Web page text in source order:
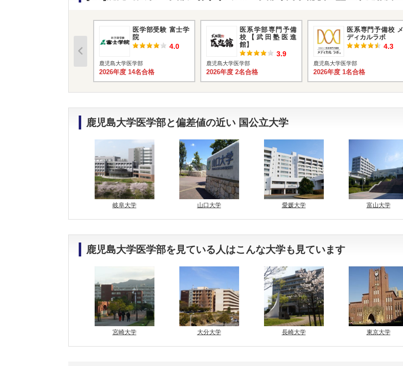
医学部受験 富士学
院
4.0
鹿児島大学医学部
2026年度 14名合格
医系学部専門予備
校【武田塾医進
館】
3.9
鹿児島大学医学部
2026年度 2名合格
医系専門予備校 メ
ディカルラボ
4.3
鹿児島大学医学部
2026年度 1名合格
鹿児島大学医学部と偏差値の近い 国公立大学
岐阜大学 山口大学 愛媛大学 富山大学
鹿児島大学医学部を見ている人はこんな大学も見ています
宮崎大学 大分大学 長崎大学 東京大学